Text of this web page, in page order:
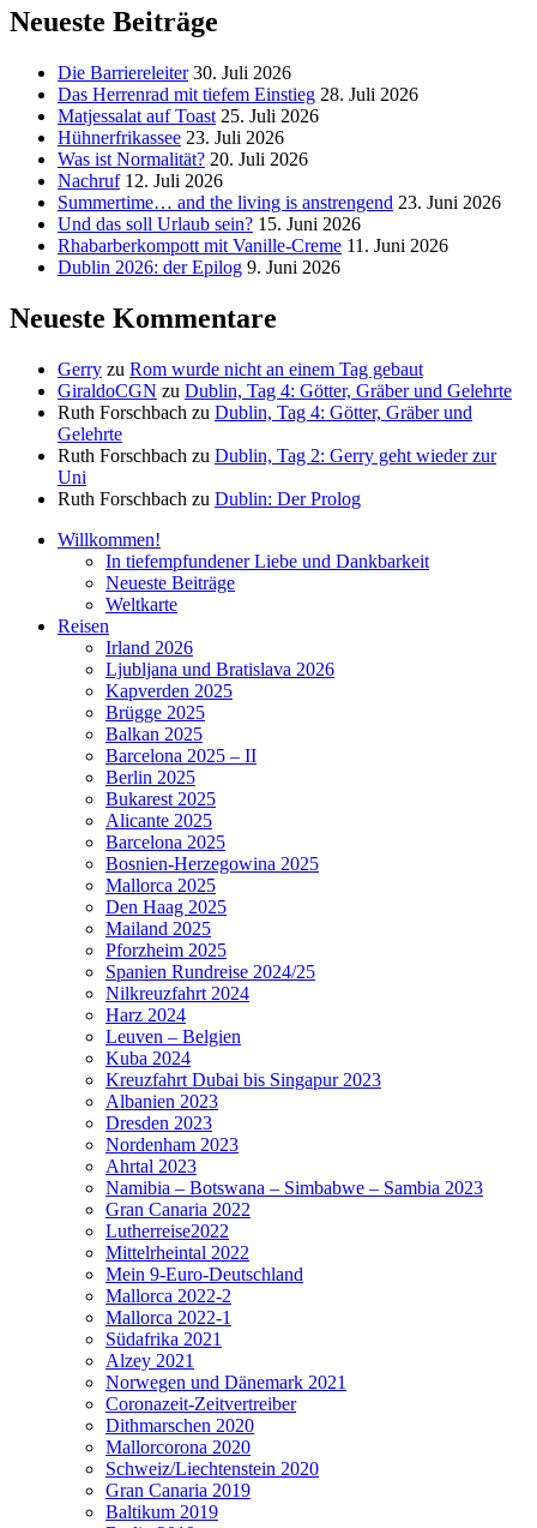
Neueste Beiträge
Die Barriereleiter 30. Juli 2026
Das Herrenrad mit tiefem Einstieg 28. Juli 2026
Matjessalat auf Toast 25. Juli 2026
Hühnerfrikassee 23. Juli 2026
Was ist Normalität? 20. Juli 2026
Nachruf 12. Juli 2026
Summertime… and the living is anstrengend 23. Juni 2026
Und das soll Urlaub sein? 15. Juni 2026
Rhabarberkompott mit Vanille-Creme 11. Juni 2026
Dublin 2026: der Epilog 9. Juni 2026
Neueste Kommentare
Gerry zu Rom wurde nicht an einem Tag gebaut
GiraldoCGN zu Dublin, Tag 4: Götter, Gräber und Gelehrte
Ruth Forschbach zu Dublin, Tag 4: Götter, Gräber und
Gelehrte
Ruth Forschbach zu Dublin, Tag 2: Gerry geht wieder zur
Uni
Ruth Forschbach zu Dublin: Der Prolog
Willkommen!
In tiefempfundener Liebe und Dankbarkeit
Neueste Beiträge
Weltkarte
Reisen
Irland 2026
Ljubljana und Bratislava 2026
Kapverden 2025
Brügge 2025
Balkan 2025
Barcelona 2025 – II
Berlin 2025
Bukarest 2025
Alicante 2025
Barcelona 2025
Bosnien-Herzegowina 2025
Mallorca 2025
Den Haag 2025
Mailand 2025
Pforzheim 2025
Spanien Rundreise 2024/25
Nilkreuzfahrt 2024
Harz 2024
Leuven – Belgien
Kuba 2024
Kreuzfahrt Dubai bis Singapur 2023
Albanien 2023
Dresden 2023
Nordenham 2023
Ahrtal 2023
Namibia – Botswana – Simbabwe – Sambia 2023
Gran Canaria 2022
Lutherreise2022
Mittelrheintal 2022
Mein 9-Euro-Deutschland
Mallorca 2022-2
Mallorca 2022-1
Südafrika 2021
Alzey 2021
Norwegen und Dänemark 2021
Coronazeit-Zeitvertreiber
Dithmarschen 2020
Mallorcorona 2020
Schweiz/Liechtenstein 2020
Gran Canaria 2019
Baltikum 2019